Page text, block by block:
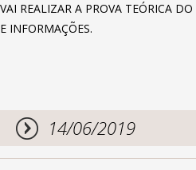
VAI REALIZAR A PROVA TEÓRICA
E INFORMAÇÕES.
14/06/2019